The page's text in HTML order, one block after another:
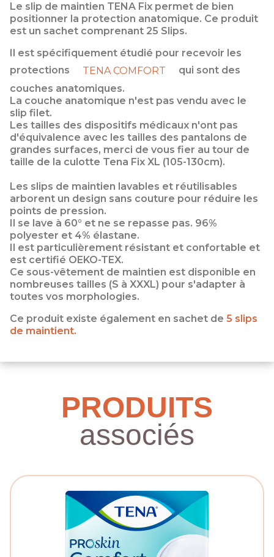
Le slip de maintien TENA Fix permet de bien
positionner la protection anatomique. Ce produit
est un sachet comprenant 25 Slips.
Il est spécifiquement étudié pour recevoir les
protections
TENA COMFORT
qui sont des
couches anatomiques.
La couche anatomique n'est pas vendu avec le
slip filet.
Les tailles des dispositifs médicaux n'ont pas
d'équivalence avec les tailles des pantalons de
grandes surfaces, merci de vous fier au tour de
taille de la culotte Tena Fix XL (105-130cm).
Les slips de maintien lavables et réutilisables
arborent un design sans couture pour réduire les
points de pression.
Il se lave à 60° et ne se repasse pas. 96%
polyester et 4% élastane.
Il est particulièrement résistant et confortable et
est certifié OEKO-TEX.
Ce sous-vêtement de maintien est disponible en
nombreuses tailles (S à XXXL) pour s'adapter à
toutes vos morphologies.
Ce produit existe également en sachet de 5 slips
de maintient.
PRODUITS
associés